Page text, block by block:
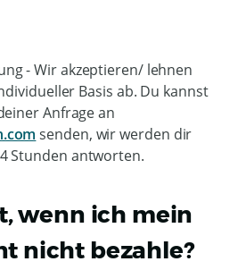
- Wir akzeptieren/ lehnen
Basis ab. Du kannst
Anfrage an
senden, wir werden dir
Stunden antworten.
wenn ich mein
nicht bezahle?